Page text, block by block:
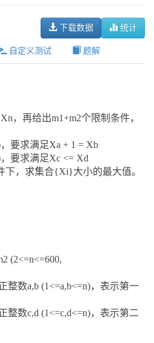
统计
下载数据
自定义测试 题解
，再给出m1+m2个限制条件，
要求满足Xa + 1 = Xb
要求满足Xc <= Xd
下，求集合{Xi}大小的最大值。
(2<=n<=600,
整数a,b (1<=a,b<=n)，表示第一
整数c,d (1<=c,d<=n)，表示第二